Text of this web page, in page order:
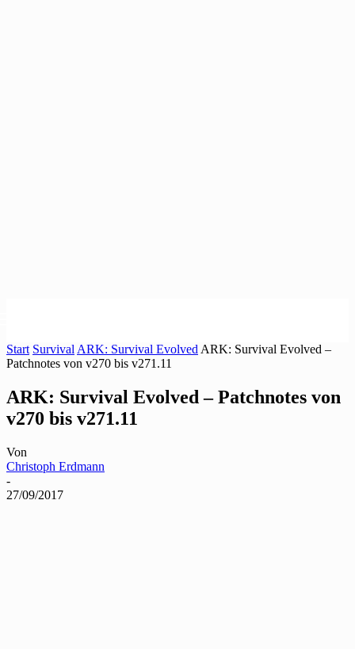
Start Survival ARK: Survival Evolved ARK: Survival Evolved –
Patchnotes von v270 bis v271.11
ARK: Survival Evolved – Patchnotes von
v270 bis v271.11
Von
Christoph Erdmann
-
27/09/2017